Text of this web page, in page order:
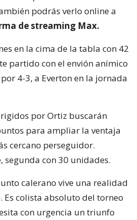
podrás verlo online a
de streaming Max.
en la cima de la tabla con 42
partido con el envión anímico
4-3, a Everton en la jornada
por Ortiz buscarán
para ampliar la ventaja
cercano perseguidor.
segunda con 30 unidades.
calerano vive una realidad
colista absoluto del torneo
con urgencia un triunfo